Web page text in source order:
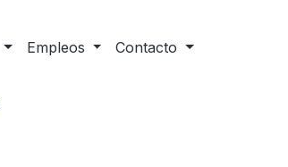
Empleos Contacto